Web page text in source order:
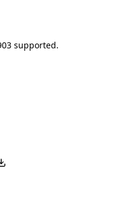
supported.